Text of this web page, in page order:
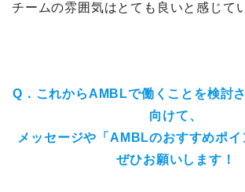
チームの雰囲気はとても良いと感じて
Q．これからAMBLで働くことを検討
向けて、
メッセージや「AMBLのおすすめポ
ぜひお願いします！